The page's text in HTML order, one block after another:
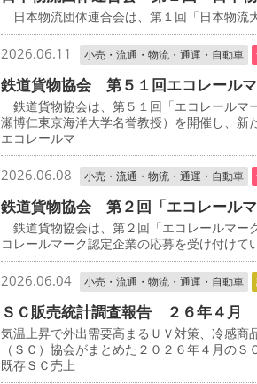
日本物流団体連合会は、第１回「日本物流
2026.06.11 小売・流通・物流・通運・自動車
鉄道貨物協会 第５１回エコレール
鉄道貨物協会は、第５１回「エコレールマ
瀬博仁東京海洋大学名誉教授）を開催し、新
エコレールマ
2026.06.08 小売・流通・物流・通運・自動車
鉄道貨物協会 第２回「エコレール
鉄道貨物協会は、第２回「エコレールマー
コレールマーク認定企業の応募を受け付けて
2026.06.04 小売・流通・物流・通運・自動車
ＳＣ販売統計調査報告 ２６年４月
気温上昇で外出需要高まるＵＶ対策、冷感
（ＳＣ）協会がまとめた２０２６年４月の
既存ＳＣ売上